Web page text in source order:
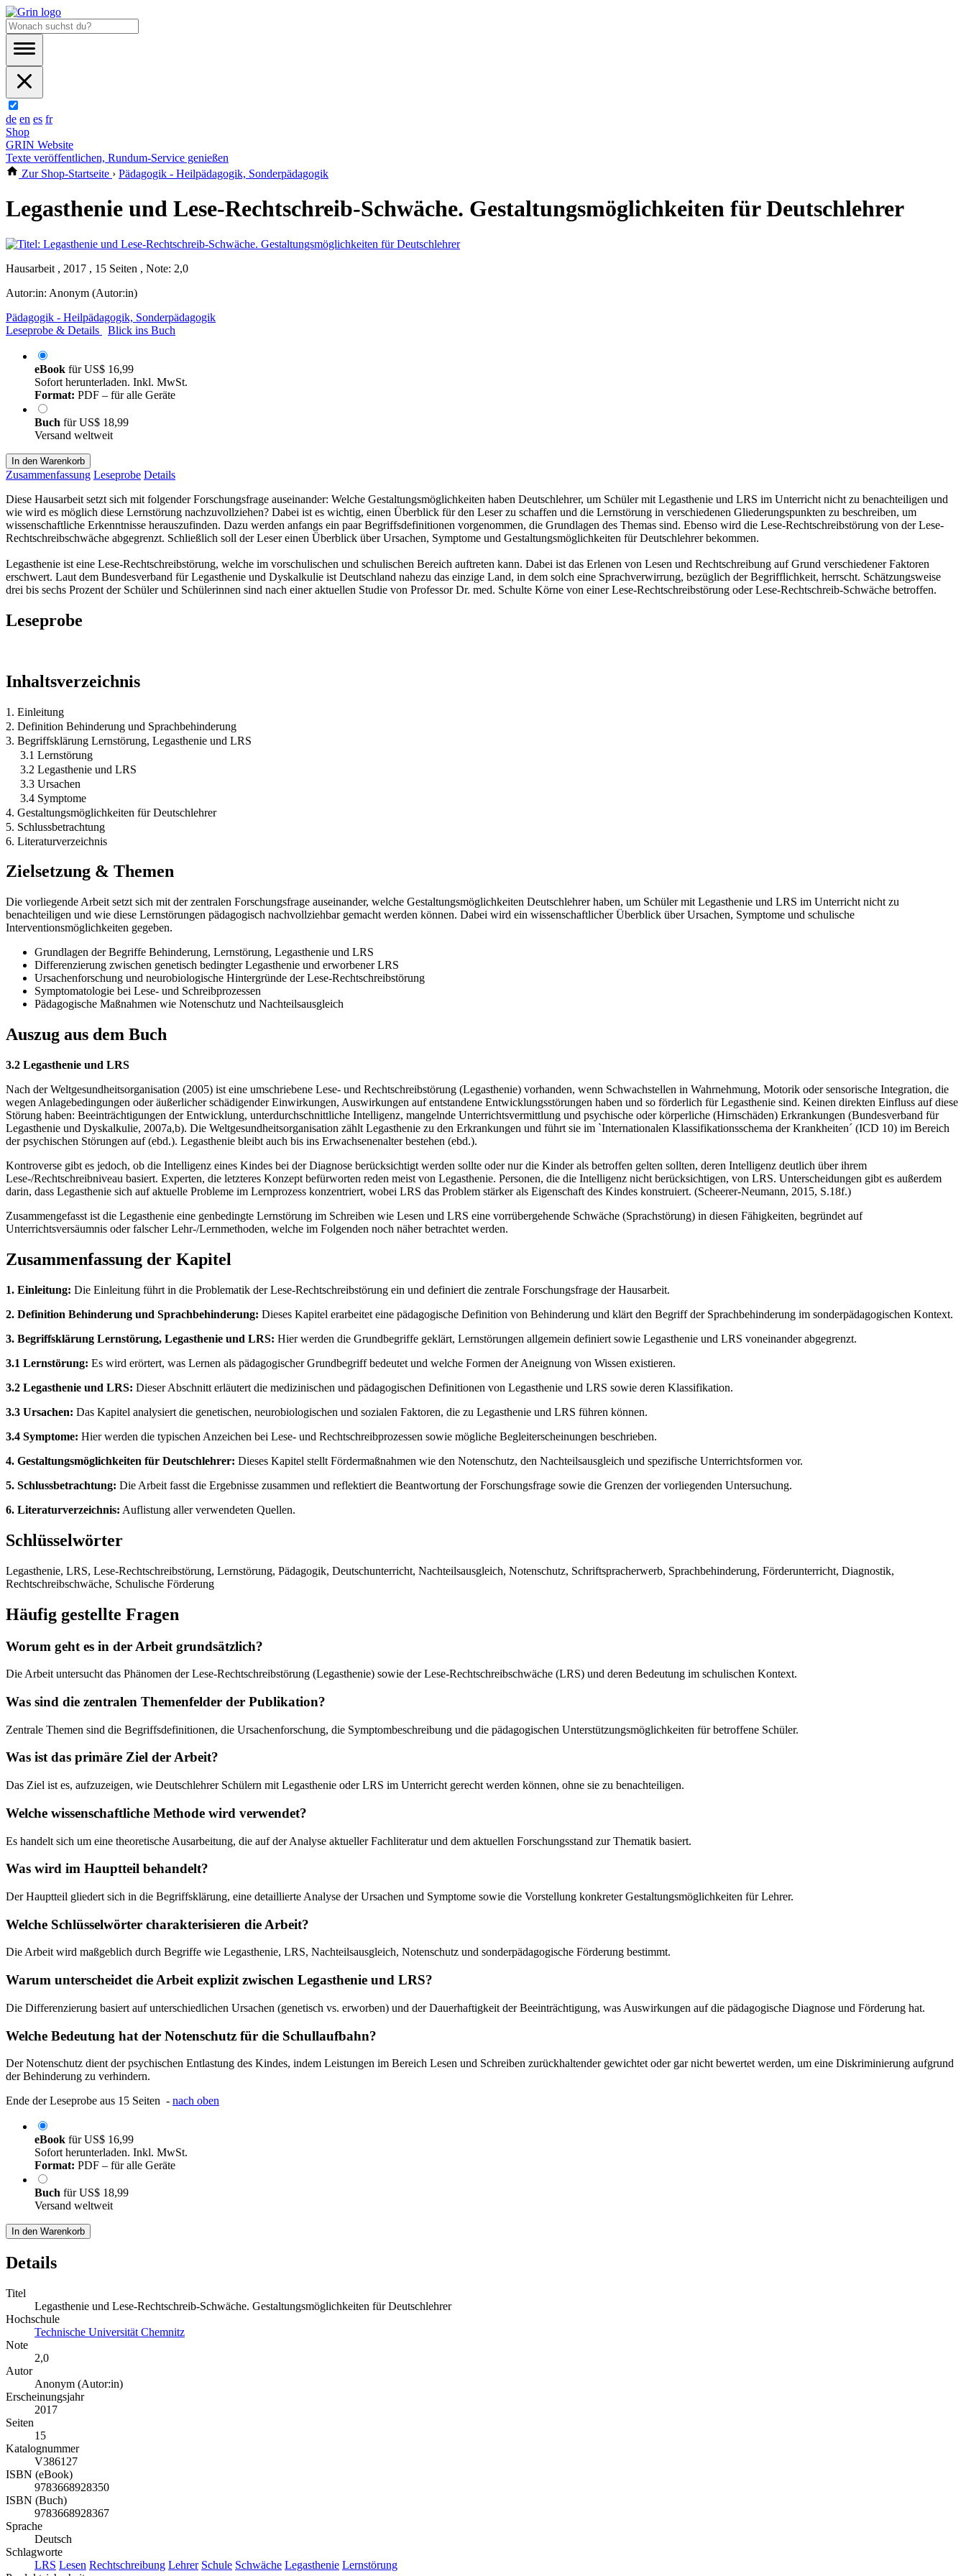
de en es fr
Shop
GRIN Website
Texte veröffentlichen, Rundum-Service genießen
Zur Shop-Startseite › Pädagogik - Heilpädagogik, Sonderpädagogik
Legasthenie und Lese-Rechtschreib-Schwäche. Gestaltungsmöglichkeiten für Deutschlehrer
Hausarbeit , 2017 , 15 Seiten , Note: 2,0
Autor:in: Anonym (Autor:in)
Pädagogik - Heilpädagogik, Sonderpädagogik
Leseprobe & Details
Blick ins Buch
eBook fürUS$ 16,99
Sofort herunterladen. Inkl. MwSt.
Format: PDF – für alle Geräte
Buch fürUS$ 18,99
Versand weltweit
In den Warenkorb
Zusammenfassung Leseprobe Details
Diese Hausarbeit setzt sich mit folgender Forschungsfrage auseinander: Welche Gestaltungsmöglichkeiten haben Deutschlehrer, um Schüler mit Legasthenie und LRS im Unterricht nicht zu benachteiligen und
wie wird es möglich diese Lernstörung nachzuvollziehen? Dabei ist es wichtig, einen Überblick für den Leser zu schaffen und die Lernstörung in verschiedenen Gliederungspunkten zu beschreiben, um
wissenschaftliche Erkenntnisse herauszufinden. Dazu werden anfangs ein paar Begriffsdefinitionen vorgenommen, die Grundlagen des Themas sind. Ebenso wird die Lese-Rechtschreibstörung von der Lese-
Rechtschreibschwäche abgegrenzt. Schließlich soll der Leser einen Überblick über Ursachen, Symptome und Gestaltungsmöglichkeiten für Deutschlehrer bekommen.
Legasthenie ist eine Lese-Rechtschreibstörung, welche im vorschulischen und schulischen Bereich auftreten kann. Dabei ist das Erlenen von Lesen und Rechtschreibung auf Grund verschiedener Faktoren
erschwert. Laut dem Bundesverband für Legasthenie und Dyskalkulie ist Deutschland nahezu das einzige Land, in dem solch eine Sprachverwirrung, bezüglich der Begrifflichkeit, herrscht. Schätzungsweise
drei bis sechs Prozent der Schüler und Schülerinnen sind nach einer aktuellen Studie von Professor Dr. med. Schulte Körne von einer Lese-Rechtschreibstörung oder Lese-Rechtschreib-Schwäche betroffen.
Leseprobe
Inhaltsverzeichnis
1. Einleitung
2. Definition Behinderung und Sprachbehinderung
3. Begriffsklärung Lernstörung, Legasthenie und LRS
3.1 Lernstörung
3.2 Legasthenie und LRS
3.3 Ursachen
3.4 Symptome
4. Gestaltungsmöglichkeiten für Deutschlehrer
5. Schlussbetrachtung
6. Literaturverzeichnis
Zielsetzung & Themen
Die vorliegende Arbeit setzt sich mit der zentralen Forschungsfrage auseinander, welche Gestaltungsmöglichkeiten Deutschlehrer haben, um Schüler mit Legasthenie und LRS im Unterricht nicht zu
benachteiligen und wie diese Lernstörungen pädagogisch nachvollziehbar gemacht werden können. Dabei wird ein wissenschaftlicher Überblick über Ursachen, Symptome und schulische
Interventionsmöglichkeiten gegeben.
Grundlagen der Begriffe Behinderung, Lernstörung, Legasthenie und LRS
Differenzierung zwischen genetisch bedingter Legasthenie und erworbener LRS
Ursachenforschung und neurobiologische Hintergründe der Lese-Rechtschreibstörung
Symptomatologie bei Lese- und Schreibprozessen
Pädagogische Maßnahmen wie Notenschutz und Nachteilsausgleich
Auszug aus dem Buch
3.2 Legasthenie und LRS
Nach der Weltgesundheitsorganisation (2005) ist eine umschriebene Lese- und Rechtschreibstörung (Legasthenie) vorhanden, wenn Schwachstellen in Wahrnehmung, Motorik oder sensorische Integration, die
wegen Anlagebedingungen oder äußerlicher schädigender Einwirkungen, Auswirkungen auf entstandene Entwicklungsstörungen haben und so förderlich für Legasthenie sind. Keinen direkten Einfluss auf diese
Störung haben: Beeinträchtigungen der Entwicklung, unterdurchschnittliche Intelligenz, mangelnde Unterrichtsvermittlung und psychische oder körperliche (Hirnschäden) Erkrankungen (Bundesverband für
Legasthenie und Dyskalkulie, 2007a,b). Die Weltgesundheitsorganisation zählt Legasthenie zu den Erkrankungen und führt sie im `Internationalen Klassifikationsschema der Krankheiten´ (ICD 10) im Bereich
der psychischen Störungen auf (ebd.). Legasthenie bleibt auch bis ins Erwachsenenalter bestehen (ebd.).
Kontroverse gibt es jedoch, ob die Intelligenz eines Kindes bei der Diagnose berücksichtigt werden sollte oder nur die Kinder als betroffen gelten sollten, deren Intelligenz deutlich über ihrem
Lese-/Rechtschreibniveau basiert. Experten, die letzteres Konzept befürworten reden meist von Legasthenie. Personen, die die Intelligenz nicht berücksichtigen, von LRS. Unterscheidungen gibt es außerdem
darin, dass Legasthenie sich auf aktuelle Probleme im Lernprozess konzentriert, wobei LRS das Problem stärker als Eigenschaft des Kindes konstruiert. (Scheerer-Neumann, 2015, S.18f.)
Zusammengefasst ist die Legasthenie eine genbedingte Lernstörung im Schreiben wie Lesen und LRS eine vorrübergehende Schwäche (Sprachstörung) in diesen Fähigkeiten, begründet auf
Unterrichtsversäumnis oder falscher Lehr-/Lernmethoden, welche im Folgenden noch näher betrachtet werden.
Zusammenfassung der Kapitel
1. Einleitung: Die Einleitung führt in die Problematik der Lese-Rechtschreibstörung ein und definiert die zentrale Forschungsfrage der Hausarbeit.
2. Definition Behinderung und Sprachbehinderung: Dieses Kapitel erarbeitet eine pädagogische Definition von Behinderung und klärt den Begriff der Sprachbehinderung im sonderpädagogischen Kontext.
3. Begriffsklärung Lernstörung, Legasthenie und LRS: Hier werden die Grundbegriffe geklärt, Lernstörungen allgemein definiert sowie Legasthenie und LRS voneinander abgegrenzt.
3.1 Lernstörung: Es wird erörtert, was Lernen als pädagogischer Grundbegriff bedeutet und welche Formen der Aneignung von Wissen existieren.
3.2 Legasthenie und LRS: Dieser Abschnitt erläutert die medizinischen und pädagogischen Definitionen von Legasthenie und LRS sowie deren Klassifikation.
3.3 Ursachen: Das Kapitel analysiert die genetischen, neurobiologischen und sozialen Faktoren, die zu Legasthenie und LRS führen können.
3.4 Symptome: Hier werden die typischen Anzeichen bei Lese- und Rechtschreibprozessen sowie mögliche Begleiterscheinungen beschrieben.
4. Gestaltungsmöglichkeiten für Deutschlehrer: Dieses Kapitel stellt Fördermaßnahmen wie den Notenschutz, den Nachteilsausgleich und spezifische Unterrichtsformen vor.
5. Schlussbetrachtung: Die Arbeit fasst die Ergebnisse zusammen und reflektiert die Beantwortung der Forschungsfrage sowie die Grenzen der vorliegenden Untersuchung.
6. Literaturverzeichnis: Auflistung aller verwendeten Quellen.
Schlüsselwörter
Legasthenie, LRS, Lese-Rechtschreibstörung, Lernstörung, Pädagogik, Deutschunterricht, Nachteilsausgleich, Notenschutz, Schriftspracherwerb, Sprachbehinderung, Förderunterricht, Diagnostik,
Rechtschreibschwäche, Schulische Förderung
Häufig gestellte Fragen
Worum geht es in der Arbeit grundsätzlich?
Die Arbeit untersucht das Phänomen der Lese-Rechtschreibstörung (Legasthenie) sowie der Lese-Rechtschreibschwäche (LRS) und deren Bedeutung im schulischen Kontext.
Was sind die zentralen Themenfelder der Publikation?
Zentrale Themen sind die Begriffsdefinitionen, die Ursachenforschung, die Symptombeschreibung und die pädagogischen Unterstützungsmöglichkeiten für betroffene Schüler.
Was ist das primäre Ziel der Arbeit?
Das Ziel ist es, aufzuzeigen, wie Deutschlehrer Schülern mit Legasthenie oder LRS im Unterricht gerecht werden können, ohne sie zu benachteiligen.
Welche wissenschaftliche Methode wird verwendet?
Es handelt sich um eine theoretische Ausarbeitung, die auf der Analyse aktueller Fachliteratur und dem aktuellen Forschungsstand zur Thematik basiert.
Was wird im Hauptteil behandelt?
Der Hauptteil gliedert sich in die Begriffsklärung, eine detaillierte Analyse der Ursachen und Symptome sowie die Vorstellung konkreter Gestaltungsmöglichkeiten für Lehrer.
Welche Schlüsselwörter charakterisieren die Arbeit?
Die Arbeit wird maßgeblich durch Begriffe wie Legasthenie, LRS, Nachteilsausgleich, Notenschutz und sonderpädagogische Förderung bestimmt.
Warum unterscheidet die Arbeit explizit zwischen Legasthenie und LRS?
Die Differenzierung basiert auf unterschiedlichen Ursachen (genetisch vs. erworben) und der Dauerhaftigkeit der Beeinträchtigung, was Auswirkungen auf die pädagogische Diagnose und Förderung hat.
Welche Bedeutung hat der Notenschutz für die Schullaufbahn?
Der Notenschutz dient der psychischen Entlastung des Kindes, indem Leistungen im Bereich Lesen und Schreiben zurückhaltender gewichtet oder gar nicht bewertet werden, um eine Diskriminierung aufgrund
der Behinderung zu verhindern.
Ende der Leseprobe aus 15 Seiten - nach oben
eBook fürUS$ 16,99
Sofort herunterladen. Inkl. MwSt.
Format: PDF – für alle Geräte
Buch fürUS$ 18,99
Versand weltweit
In den Warenkorb
Details
Titel
Legasthenie und Lese-Rechtschreib-Schwäche. Gestaltungsmöglichkeiten für Deutschlehrer
Hochschule
Technische Universität Chemnitz
Note
2,0
Autor
Anonym (Autor:in)
Erscheinungsjahr
2017
Seiten
15
Katalognummer
V386127
ISBN (eBook)
9783668928350
ISBN (Buch)
9783668928367
Sprache
Deutsch
Schlagworte
LRS Lesen Rechtschreibung Lehrer Schule Schwäche Legasthenie Lernstörung